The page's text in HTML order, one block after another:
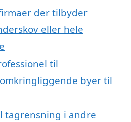
der tilbyder
eller hele
til
byer til
tagrensning i andre